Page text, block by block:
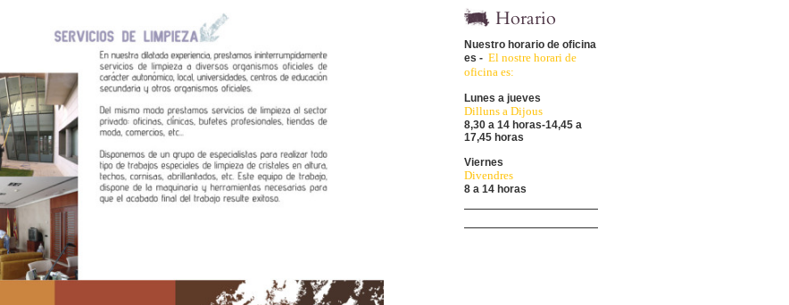
Horario
Nuestro horario de oficina
es - El nostre horari de
oficina es:
Lunes a jueves
Dilluns a Dijous
8,30 a 14 horas-14,45 a
17,45 horas
Viernes
Divendres
8 a 14 horas